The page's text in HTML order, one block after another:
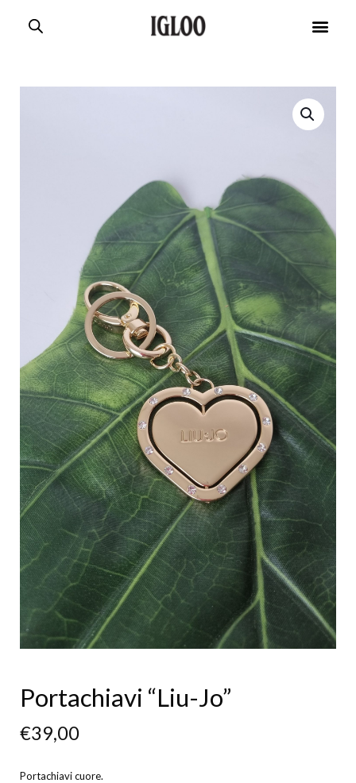
Portachiavi “Liu-Jo”
€39,00
Portachiavi cuore.